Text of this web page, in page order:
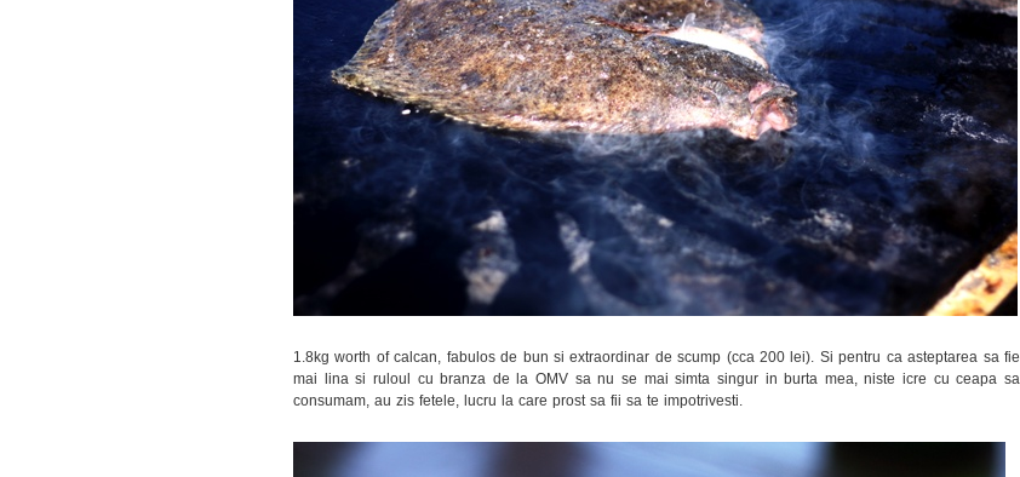
1.8kg worth of calcan, fabulos de bun si extraordinar de scump (cca 200 lei). Si pentru ca asteptarea sa fie
mai lina si ruloul cu branza de la OMV sa nu se mai simta singur in burta mea, niste icre cu ceapa sa
consumam, au zis fetele, lucru la care prost sa fii sa te impotrivesti.